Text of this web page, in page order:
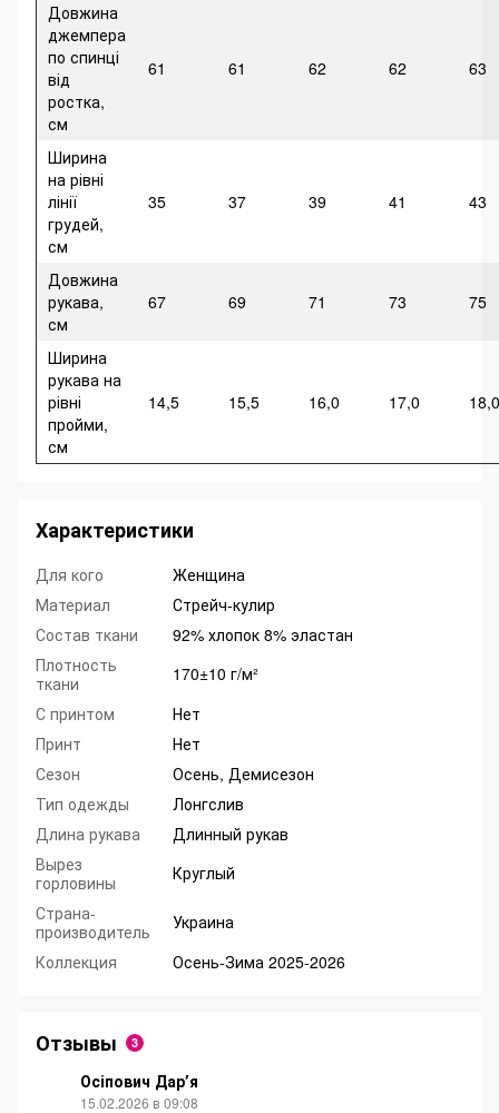
Довжина
джемпера
по спинці
від
ростка,
см
61 61 62 62 63
Ширина
на рівні
лінії
грудей,
см
35 37 39 41 43
Довжина
рукава,
см
67 69 71 73 75
Ширина
рукава на
рівні
пройми,
см
14,5 15,5 16,0 17,0 18,0
Характеристики
Для кого
Женщина
Материал
Стрейч-кулир
Состав ткани
92% хлопок 8% эластан
Плотность
ткани
170±10 г/м²
С принтом
Нет
Принт
Нет
Сезон
Осень, Демисезон
Тип одежды
Лонгслив
Длина рукава
Длинный рукав
Вырез
горловины
Круглый
Страна-
производитель
Украина
Коллекция
Осень-Зима 2025-2026
Отзывы 3
Осіпович Дарʼя
15.02.2026 в 09:08